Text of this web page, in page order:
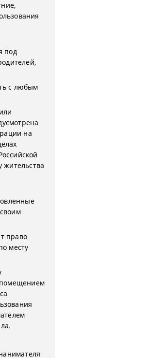
под
с любым
на
жительства
право
месту